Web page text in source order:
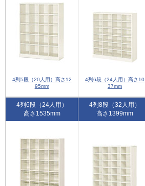
4列5段（20人用）高さ12
95mm
4列6段（24人用）高さ10
37mm
4列6段（24人用）
高さ1535mm
4列8段（32人用）
高さ1399mm